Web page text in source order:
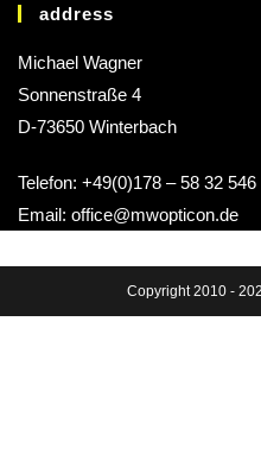
address
Michael Wagner
Sonnenstraße 4
D-73650 Winterbach
Telefon: +49(0)178 – 58 32 546
Email: office@mwopticon.de
Copyright 2010 -